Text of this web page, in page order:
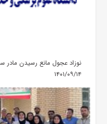
نوزاد عجول مانع رسیدن مادر
۱۴۰۱/۰۹/۱۴